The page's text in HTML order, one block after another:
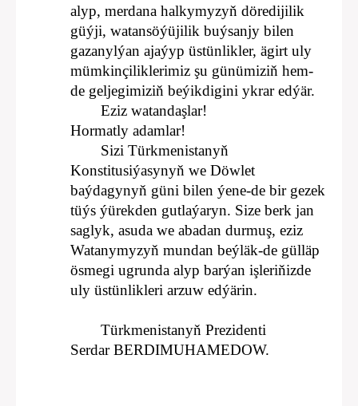
alyp, merdana halkymyzyň döredijilik
güýji, watansöýüjilik buýsanjy bilen
gazanylýan ajaýyp üstünlikler, ägirt uly
mümkinçiliklerimiz şu günümiziň hem-
de geljegimiziň beýikdigini ykrar edýär.
Eziz watandaşlar!
Hormatly adamlar!
Sizi Türkmenistanyň
Konstitusiýasynyň we Döwlet
baýdagynyň güni bilen ýene-de bir gezek
tüýs ýürekden gutlaýaryn. Size berk jan
saglyk, asuda we abadan durmuş, eziz
Watanymyzyň mundan beýläk-de gülläp
ösmegi ugrunda alyp barýan işleriňizde
uly üstünlikleri arzuw edýärin.
Türkmenistanyň Prezidenti
Serdar BERDIMUHAMEDOW.